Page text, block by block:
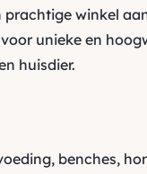
winkel
unieke en
huisdier.
benches,